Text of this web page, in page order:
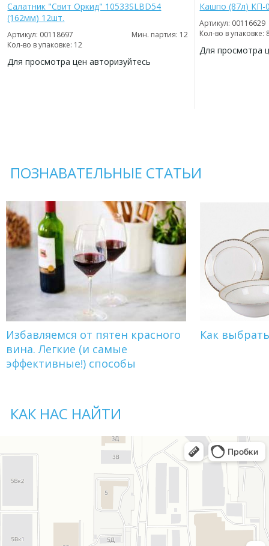
Салатник "Свит Оркид" 10533SLBD54
(162мм) 12шт.
Артикул: 00118697
Мин. партия: 12
Кол-во в упаковке: 12
Для просмотра цен авторизуйтесь
Кашпо (87л) КП-
Артикул: 00116629
Кол-во в упаковке:
Для просмотра
ПОЗНАВАТЕЛЬНЫЕ СТАТЬИ
Избавляемся от пятен красного
вина. Легкие (и самые
эффективные!) способы
Как
КАК НАС НАЙТИ